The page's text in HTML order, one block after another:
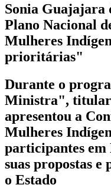
Sonia Guajajara
Plano Nacional
Mulheres
prioritárias"
Durante o
Ministra", titular
apresentou a
Mulheres
participantes
suas propostas
o Estado